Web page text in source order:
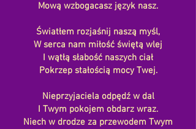
Mową wzbogacasz język nasz.
Światłem rozjaśnij naszą myśl,
W serca nam miłość świętą wlej
I wątłą słabość naszych ciał
Pokrzep stałością mocy Twej.
Nieprzyjaciela odpędź w dal
I Twym pokojem obdarz wraz.
Niech w drodze za przewodem Twym